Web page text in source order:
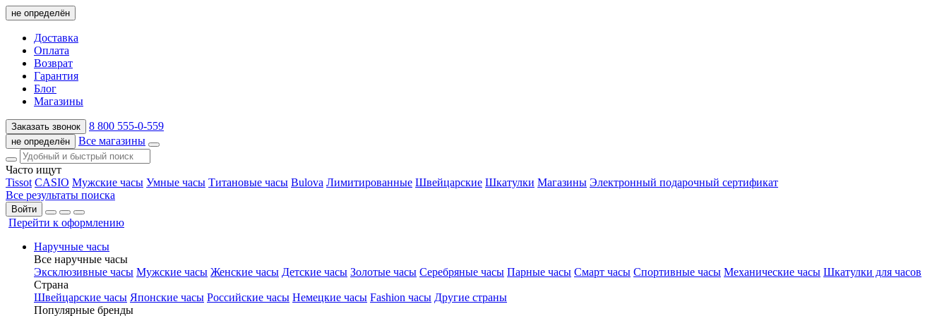
не определён
Доставка
Оплата
Возврат
Гарантия
Блог
Магазины
Заказать звонок 8 800 555-0-559
не определён Все магазины
Часто ищут
Tissot CASIO Мужские часы Умные часы Титановые часы Bulova Лимитированные Швейцарские Шкатулки Магазины Электронный подарочный сертификат
Все результаты поиска
Войти
Перейти к оформлению
Наручные часы
Все наручные часы
Эксклюзивные часы Мужские часы Женские часы Детские часы Золотые часы Серебряные часы Парные часы Смарт часы Спортивные часы Механические часы Шкатулки для часов
Страна
Швейцарские часы Японские часы Российские часы Немецкие часы Fashion часы Другие страны
Популярные бренды